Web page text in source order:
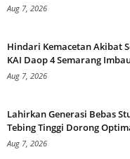
Aug 7, 2026
Hindari Kemacetan Akibat
KAI Daop 4 Semarang
Aug 7, 2026
Lahirkan Generasi Bebas
Tebing Tinggi Dorong
Aug 7, 2026